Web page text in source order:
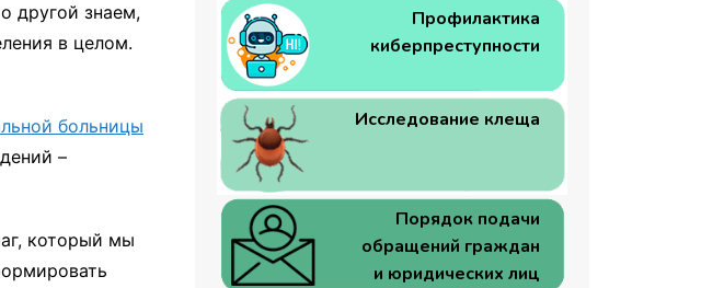
другой знаем,
в целом.
больницы
–
который мы
Профилактика
киберпреступности
Исследование клеща
Порядок подачи
обращений граждан
и юридических лиц